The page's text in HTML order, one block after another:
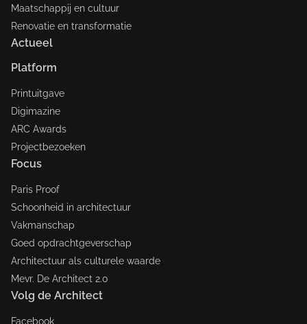
Maatschappij en cultuur
Renovatie en transformatie
Actueel
Platform
Printuitgave
Digimazine
ARC Awards
Projectbezoeken
Focus
Paris Proof
Schoonheid in architectuur
Vakmanschap
Goed opdrachtgeverschap
Architectuur als culturele waarde
Mevr. De Architect 2.0
Volg de Architect
Facebook